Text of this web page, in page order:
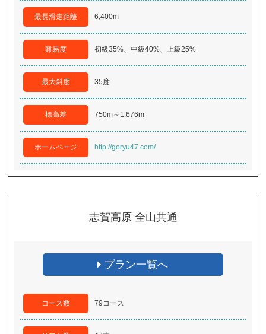
最長滑走距離 6,400m
難易度 初級35%、中級40%、上級25%
最大斜度 35度
標高差 750m～1,676m
ホームページ http://goryu47.com/
志賀高原 全山共通
プラン一覧へ
コース数 79コース